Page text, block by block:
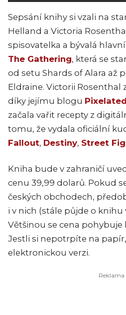
Sepsání knihy si vzali na
Helland a Victoria
spisovatelka a bývalá
The Gathering, která se
od setu Shards of Alara až
Eldraine. Victorii Rosenthal
díky jejímu blogu
začala vařit recepty z
tomu, že vydala oficiální
Fallout, Destiny, Street
Kniha bude v zahraničí
cenu 39,99 dolarů. Pokud
českých obchodech,
i v nich (stále půjde o knihu
Většinou se cena
Jestli si nepotrpíte na
elektronickou verzi.